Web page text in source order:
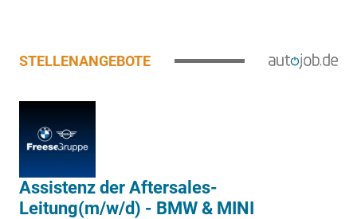
STELLENANGEBOTE
Assistenz der Aftersales-
Leitung(m/w/d) - BMW & MINI